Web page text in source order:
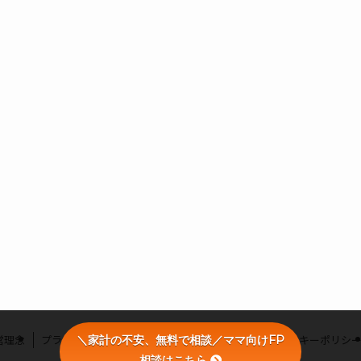
理念 プライバシーポリシー 利用者情報の外部送信・クッキーポリシー
＼家計の不安、無料で相談／ママ向けFP